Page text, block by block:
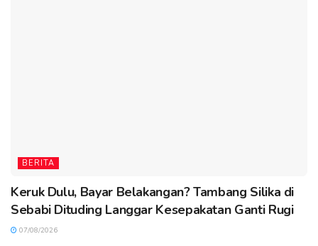
BERITA
Keruk Dulu, Bayar Belakangan? Tambang Silika di
Sebabi Dituding Langgar Kesepakatan Ganti Rugi
07/08/2026